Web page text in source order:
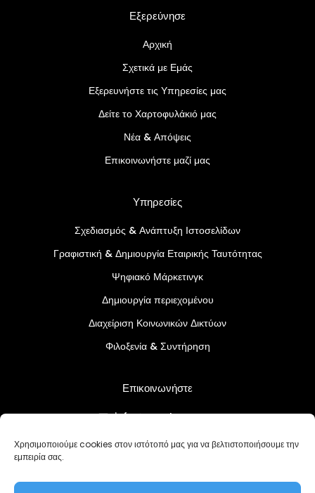
Χρησιμοποιούμε cookies στον ιστότοπό μας για να βελτιστοποιήσουμε την
εμπειρία σας.
γ
κ
α
μ
Εξερεύνησε
Αρχική
Σχετικά με Εμάς
Εξερευνήστε τις Υπηρεσίες μας
Δείτε το Χαρτοφυλάκιό μας
Νέα & Απόψεις
Επικοινωνήστε μαζί μας
Υπηρεσίες
Σχεδιασμός & Ανάπτυξη Ιστοσελίδων
Γραφιστική & Δημιουργία Εταιρικής Ταυτότητας
Ψηφιακό Μάρκετινγκ
Δημιουργία περιεχομένου
Διαχείριση Κοινωνικών Δικτύων
Φιλοξενία & Συντήρηση
Επικοινωνήστε
info@createcy.com
+357 96 730883
Όροι και Προϋποθέσεις